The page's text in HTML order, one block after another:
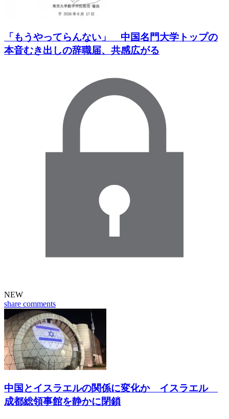
「もうやってらんない」 中国名門大学トップの
本音むき出しの辞職届、共感広がる
NEW
share comments
中国とイスラエルの関係に変化か イスラエル
成都総領事館を静かに閉鎖